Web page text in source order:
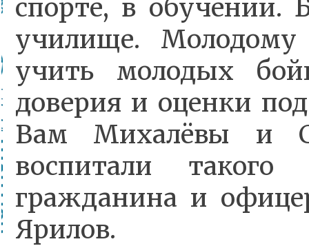
спорте, в обучении.
училище. Молодому
учить молодых
доверия и оценки
Вам Михалёвы и
воспитали такого
гражданина и
Ярилов.